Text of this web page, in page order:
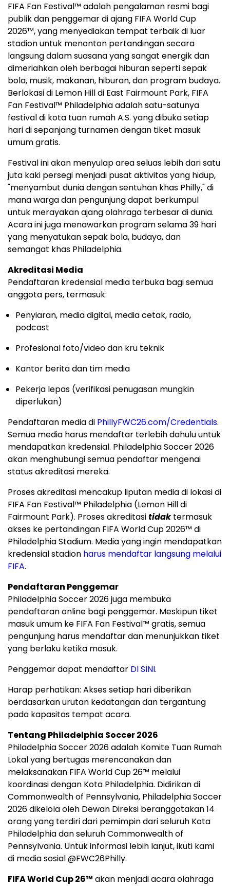
FIFA Fan Festival™ adalah pengalaman resmi bagi
publik dan penggemar di ajang FIFA World Cup
2026™, yang menyediakan tempat terbaik di luar
stadion untuk menonton pertandingan secara
langsung dalam suasana yang sangat energik dan
dimeriahkan oleh berbagai hiburan seperti sepak
bola, musik, makanan, hiburan, dan program budaya.
Berlokasi di Lemon Hill di East Fairmount Park, FIFA
Fan Festival™ Philadelphia adalah satu-satunya
festival di kota tuan rumah A.S. yang dibuka setiap
hari di sepanjang turnamen dengan tiket masuk
umum gratis.
Festival ini akan menyulap area seluas lebih dari satu
juta kaki persegi menjadi pusat aktivitas yang hidup,
"menyambut dunia dengan sentuhan khas Philly," di
mana warga dan pengunjung dapat berkumpul
untuk merayakan ajang olahraga terbesar di dunia.
Acara ini juga menawarkan program selama 39 hari
yang menyatukan sepak bola, budaya, dan
semangat khas Philadelphia.
Akreditasi Media
Pendaftaran kredensial media terbuka bagi semua
anggota pers, termasuk:
Penyiaran, media digital, media cetak, radio,
podcast
Profesional foto/video dan kru teknik
Kantor berita dan tim media
Pekerja lepas (verifikasi penugasan mungkin
diperlukan)
Pendaftaran media di PhillyFWC26.com/Credentials.
Semua media harus mendaftar terlebih dahulu untuk
mendapatkan kredensial. Philadelphia Soccer 2026
akan menghubungi semua pendaftar mengenai
status akreditasi mereka.
Proses akreditasi mencakup liputan media di lokasi di
FIFA Fan Festival™ Philadelphia (Lemon Hill di
Fairmount Park). Proses akreditasitidaktermasuk
akses ke pertandingan FIFA World Cup 2026™ di
Philadelphia Stadium. Media yang ingin mendapatkan
kredensial stadion harus mendaftar langsung melalui
FIFA.
Pendaftaran Penggemar
Philadelphia Soccer 2026 juga membuka
pendaftaran online bagi penggemar. Meskipun tiket
masuk umum ke FIFA Fan Festival™ gratis, semua
pengunjung harus mendaftar dan menunjukkan tiket
yang berlaku ketika masuk.
Penggemar dapat mendaftar DI SINI.
Harap perhatikan: Akses setiap hari diberikan
berdasarkan urutan kedatangan dan tergantung
pada kapasitas tempat acara.
Tentang Philadelphia Soccer 2026
Philadelphia Soccer 2026 adalah Komite Tuan Rumah
Lokal yang bertugas merencanakan dan
melaksanakan FIFA World Cup 26™ melalui
koordinasi dengan Kota Philadelphia. Didirikan di
Commonwealth of Pennsylvania, Philadelphia Soccer
2026 dikelola oleh Dewan Direksi beranggotakan 14
orang yang terdiri dari pemimpin dari seluruh Kota
Philadelphia dan seluruh Commonwealth of
Pennsylvania. Untuk informasi lebih lanjut, ikuti kami
di media sosial @FWC26Philly.
FIFA World Cup 26™ akan menjadi acara olahraga